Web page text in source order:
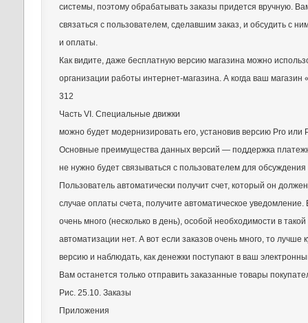
системы, поэтому обрабатывать заказы придется вручную.
связаться с пользователем, сделавшим заказ, и обсудить с
и оплаты.
Как видите, даже бесплатную версию магазина можно
организации работы интернет-магазина. А когда ваш магазин
312
Часть VI. Специальные движки
можно будет модернизировать его, установив версию Pro или
Основные преимущества данных версий — поддержка
не нужно будет связываться с пользователем для
Пользователь автоматически получит счет, который он
случае оплаты счета, получите автоматическое уведомление.
очень много (несколько в день), особой необходимости в такой
автоматизации нет. А вот если заказов очень много, то лучше
версию и наблюдать, как денежки поступают в ваш
Вам останется только отправить заказанные товары
Рис. 25.10. Заказы
Приложения